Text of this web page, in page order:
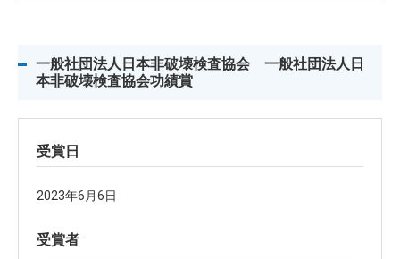
一般社団法人日本非破壊検査協会 一般社団法人日
本非破壊検査協会功績賞
受賞日
2023年6月6日
受賞者